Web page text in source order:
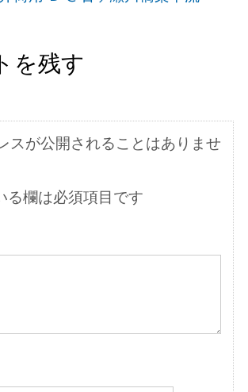
を残す
スが公開されることはありませ
欄は必須項目です